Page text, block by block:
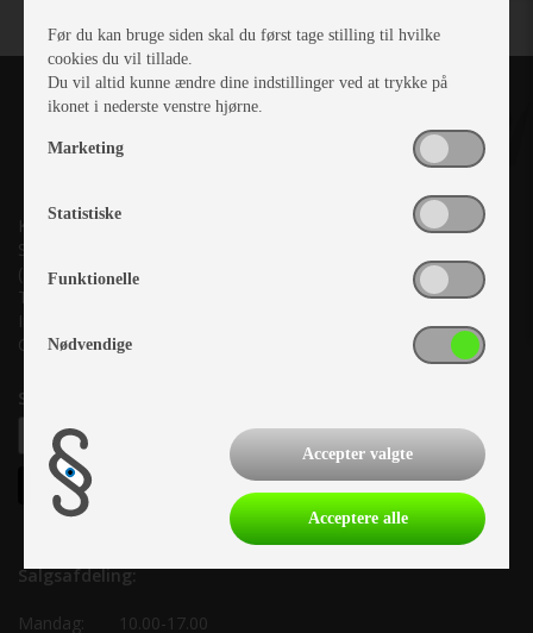
Kronjyllands Camping Center A/S
Suderholmen 10, 8960 Randers SØ
(Lige ud til Grenåvej)
Tlf. +45 87 10 98 70
Info@as-kcc.dk
CVR: 33 38 77 33
Samtykke til nyhedsbrev
Salgsafdeling:
Mandag:
10.00-17.00
Før du kan bruge siden skal du først tage stilling til hvilke
cookies du vil tillade.
Du vil altid kunne ændre dine indstillinger ved at trykke på
ikonet i nederste venstre hjørne.
Marketing
Statistiske
Funktionelle
Nødvendige
Accepter valgte
Acceptere alle